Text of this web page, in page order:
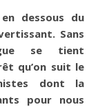
dessous du
Sans
se tient
qu’on suit le
dont la
pour nous